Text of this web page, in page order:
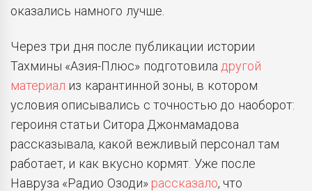
оказались намного лучше.
Через три дня после публикации истории
Тахмины «Азия-Плюс» подготовила другой
материал из карантинной зоны, в котором
условия описывались с точностью до наоборот:
героиня статьи Ситора Джонмамадова
рассказывала, какой вежливый персонал там
работает, и как вкусно кормят. Уже после
Навруза «Радио Озоди» рассказало, что